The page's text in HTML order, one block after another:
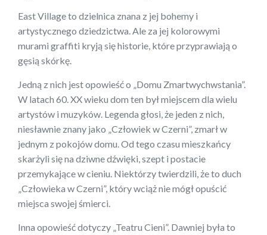
East Village to dzielnica znana z jej bohemy i
artystycznego dziedzictwa. Ale za jej kolorowymi
murami graffiti kryją się historie, które przyprawiają o
gęsią skórkę.
Jedną z nich jest opowieść o „Domu Zmartwychwstania”.
W latach 60. XX wieku dom ten był miejscem dla wielu
artystów i muzyków. Legenda głosi, że jeden z nich,
niesławnie znany jako „Człowiek w Czerni”, zmarł w
jednym z pokojów domu. Od tego czasu mieszkańcy
skarżyli się na dziwne dźwięki, szept i postacie
przemykające w cieniu. Niektórzy twierdzili, że to duch
„Człowieka w Czerni”, który wciąż nie mógł opuścić
miejsca swojej śmierci.
Inna opowieść dotyczy „Teatru Cieni”. Dawniej była to